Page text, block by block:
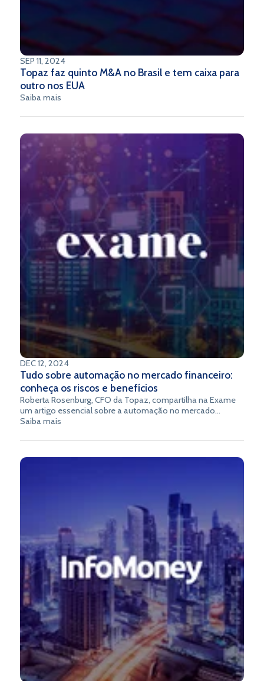
SEP 11, 2024
Topaz faz quinto M&A no Brasil e tem caixa para
outro nos EUA
Saiba mais
DEC 12, 2024
Tudo sobre automação no mercado financeiro:
conheça os riscos e benefícios
Roberta Rosenburg, CFO da Topaz, compartilha na Exame
um artigo essencial sobre a automação no mercado
financeiro. Ela analisa os riscos e benefícios dessa
desde a melhoria na eficiência operacional até os desafios
descubra como a automação está moldando o futuro das
Saiba mais